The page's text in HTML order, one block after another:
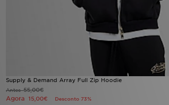
Supply & Demand Array Full Zip Hoodie
Antes55,00€
Agora 15,00€ Desconto 73%